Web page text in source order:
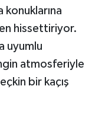
konuklarına
hissettiriyor.
uyumlu
atmosferiyle
bir kaçış